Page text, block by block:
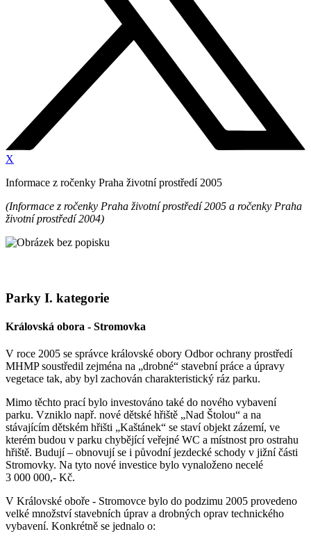
X
Informace z ročenky Praha životní prostředí 2005
(Informace z ročenky Praha životní prostředí 2005 a ročenky Praha
životní prostředí 2004)
Parky I. kategorie
Královská obora - Stromovka
V roce 2005 se správce královské obory Odbor ochrany prostředí
MHMP soustředil zejména na „drobné“ stavební práce a úpravy
vegetace tak, aby byl zachován charakteristický ráz parku.
Mimo těchto prací bylo investováno také do nového vybavení
parku. Vzniklo např. nové dětské hřiště „Nad Štolou“ a na
stávajícím dětském hřišti „Kaštánek“ se staví objekt zázemí, ve
kterém budou v parku chybějící veřejné WC a místnost pro ostrahu
hřiště. Budují – obnovují se i původní jezdecké schody v jižní části
Stromovky. Na tyto nové investice bylo vynaloženo necelé
3 000 000,- Kč.
V Královské oboře - Stromovce bylo do podzimu 2005 provedeno
velké množství stavebních úprav a drobných oprav technického
vybavení. Konkrétně se jednalo o: